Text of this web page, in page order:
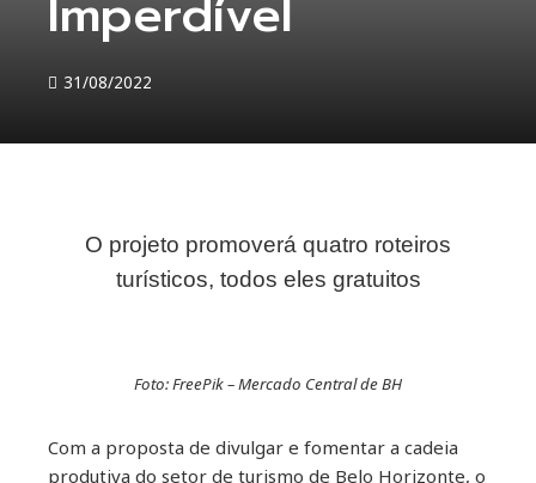
Imperdível
31/08/2022
O projeto promoverá quatro roteiros
turísticos, todos eles gratuitos
Foto: FreePik – Mercado Central de BH
Com a proposta de divulgar e fomentar a cadeia
produtiva do setor de turismo de Belo Horizonte, o